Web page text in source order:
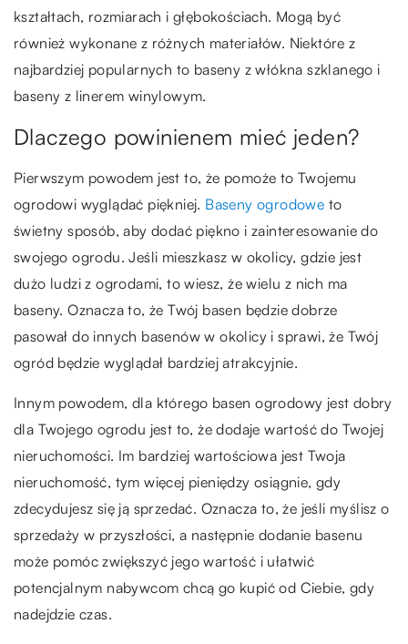
kształtach, rozmiarach i głębokościach. Mogą być
również wykonane z różnych materiałów. Niektóre z
najbardziej popularnych to baseny z włókna szklanego i
baseny z linerem winylowym.
Dlaczego powinienem mieć jeden?
Pierwszym powodem jest to, że pomoże to Twojemu
ogrodowi wyglądać piękniej. Baseny ogrodowe to
świetny sposób, aby dodać piękno i zainteresowanie do
swojego ogrodu. Jeśli mieszkasz w okolicy, gdzie jest
dużo ludzi z ogrodami, to wiesz, że wielu z nich ma
baseny. Oznacza to, że Twój basen będzie dobrze
pasował do innych basenów w okolicy i sprawi, że Twój
ogród będzie wyglądał bardziej atrakcyjnie.
Innym powodem, dla którego basen ogrodowy jest dobry
dla Twojego ogrodu jest to, że dodaje wartość do Twojej
nieruchomości. Im bardziej wartościowa jest Twoja
nieruchomość, tym więcej pieniędzy osiągnie, gdy
zdecydujesz się ją sprzedać. Oznacza to, że jeśli myślisz o
sprzedaży w przyszłości, a następnie dodanie basenu
może pomóc zwiększyć jego wartość i ułatwić
potencjalnym nabywcom chcą go kupić od Ciebie, gdy
nadejdzie czas.